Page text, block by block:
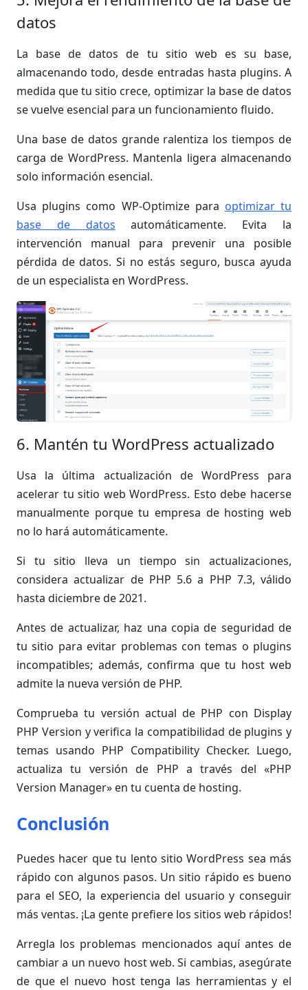
datos
La base de datos de tu sitio web es su base,
almacenando todo, desde entradas hasta plugins. A
medida que tu sitio crece, optimizar la base de datos
se vuelve esencial para un funcionamiento fluido.
Una base de datos grande ralentiza los tiempos de
carga de WordPress. Mantenla ligera almacenando
solo información esencial.
Usa plugins como WP-Optimize para optimizar tu
base de datos automáticamente. Evita la
intervención manual para prevenir una posible
pérdida de datos. Si no estás seguro, busca ayuda
de un especialista en WordPress.
6. Mantén tu WordPress actualizado
Usa la última actualización de WordPress para
acelerar tu sitio web WordPress. Esto debe hacerse
manualmente porque tu empresa de hosting web
no lo hará automáticamente.
Si tu sitio lleva un tiempo sin actualizaciones,
considera actualizar de PHP 5.6 a PHP 7.3, válido
hasta diciembre de 2021.
Antes de actualizar, haz una copia de seguridad de
tu sitio para evitar problemas con temas o plugins
incompatibles; además, confirma que tu host web
admite la nueva versión de PHP.
Comprueba tu versión actual de PHP con Display
PHP Version y verifica la compatibilidad de plugins y
temas usando PHP Compatibility Checker. Luego,
actualiza tu versión de PHP a través del «PHP
Version Manager» en tu cuenta de hosting.
Conclusión
Puedes hacer que tu lento sitio WordPress sea más
rápido con algunos pasos. Un sitio rápido es bueno
para el SEO, la experiencia del usuario y conseguir
más ventas. ¡La gente prefiere los sitios web rápidos!
Arregla los problemas mencionados aquí antes de
cambiar a un nuevo host web. Si cambias, asegúrate
de que el nuevo host tenga las herramientas y el